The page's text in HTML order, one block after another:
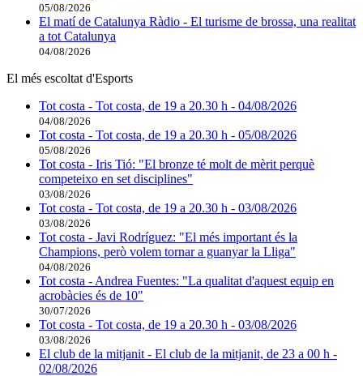
05/08/2026
El matí de Catalunya Ràdio - El turisme de brossa, una realitat
a tot Catalunya
04/08/2026
El més escoltat d'Esports
Tot costa - Tot costa, de 19 a 20.30 h - 04/08/2026
04/08/2026
Tot costa - Tot costa, de 19 a 20.30 h - 05/08/2026
05/08/2026
Tot costa - Iris Tió: "El bronze té molt de mèrit perquè
competeixo en set disciplines"
03/08/2026
Tot costa - Tot costa, de 19 a 20.30 h - 03/08/2026
03/08/2026
Tot costa - Javi Rodríguez: "El més important és la
Champions, però volem tornar a guanyar la Lliga"
04/08/2026
Tot costa - Andrea Fuentes: "La qualitat d'aquest equip en
acrobàcies és de 10"
30/07/2026
Tot costa - Tot costa, de 19 a 20.30 h - 03/08/2026
03/08/2026
El club de la mitjanit - El club de la mitjanit, de 23 a 00 h -
02/08/2026